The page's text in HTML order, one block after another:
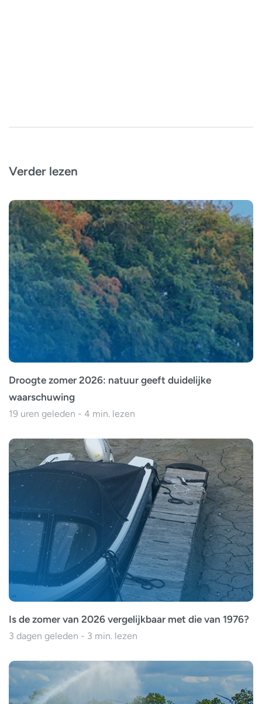
Verder lezen
Droogte zomer 2026: natuur geeft duidelijke
waarschuwing
19 uren geleden - 4 min. lezen
Is de zomer van 2026 vergelijkbaar met die van 1976?
3 dagen geleden - 3 min. lezen